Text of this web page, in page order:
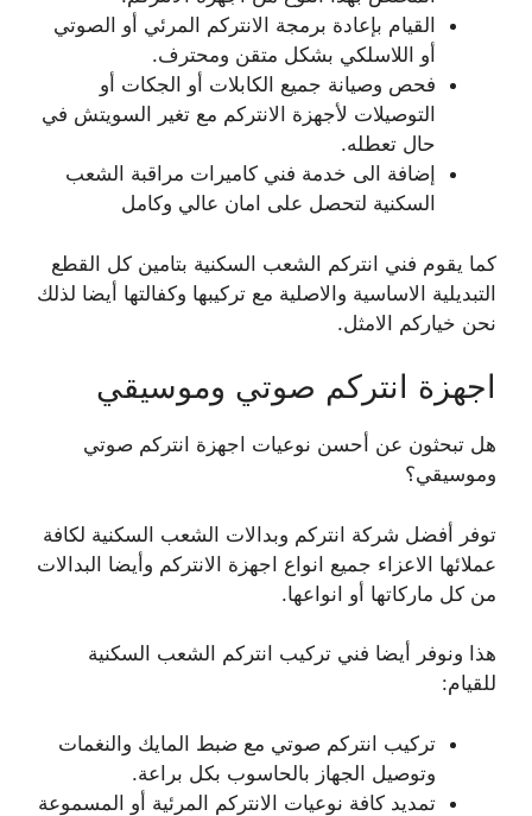
القيام بإعادة برمجة الانتركم المرئي أو الصوتي
أو اللاسلكي بشكل متقن ومحترف.
فحص وصيانة جميع الكابلات أو الجكات أو
التوصيلات لأجهزة الانتركم مع تغير السويتش في
حال تعطله.
إضافة الى خدمة فني كاميرات مراقبة الشعب
السكنية لتحصل على امان عالي وكامل
كما يقوم فني انتركم الشعب السكنية بتامين كل القطع
التبديلية الاساسية والاصلية مع تركيبها وكفالتها أيضا لذلك
نحن خياركم الامثل.
اجهزة انتركم صوتي وموسيقي
هل تبحثون عن أحسن نوعيات اجهزة انتركم صوتي
وموسيقي؟
توفر أفضل شركة انتركم وبدالات الشعب السكنية لكافة
عملائها الاعزاء جميع انواع اجهزة الانتركم وأيضا البدالات
من كل ماركاتها أو انواعها.
هذا ونوفر أيضا فني تركيب انتركم الشعب السكنية
للقيام:
تركيب انتركم صوتي مع ضبط المايك والنغمات
وتوصيل الجهاز بالحاسوب بكل براعة.
تمديد كافة نوعيات الانتركم المرئية أو المسموعة